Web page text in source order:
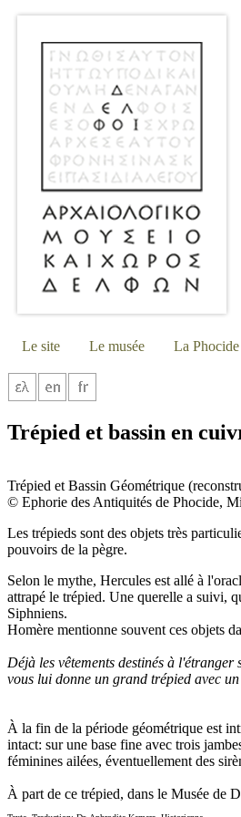
Le site Le musée La Phocide
Trépied et bassin en
Trépied et Bassin Géométrique
© Ephorie des Antiquités de Phocide,
Les trépieds sont des objets très
pouvoirs de la pègre.
Selon le mythe, Hercules est allé à
attrapé le trépied. Une querelle a suivi,
Siphniens.
Homère mentionne souvent ces objets
Déjà les vêtements destinés à
vous lui donne un grand trépied avec
À la fin de la période géométrique est
intact: sur une base fine avec trois
féminines ailées, éventuellement des
À part de ce trépied, dans le Musée de